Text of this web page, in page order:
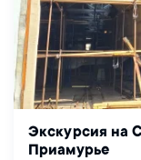
Экскурсия на
Приамурье